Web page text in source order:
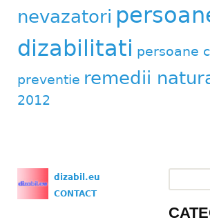
nevazatori
dizabilitati persoane
preventie remedii
2012
dizabil.eu
CONTACT